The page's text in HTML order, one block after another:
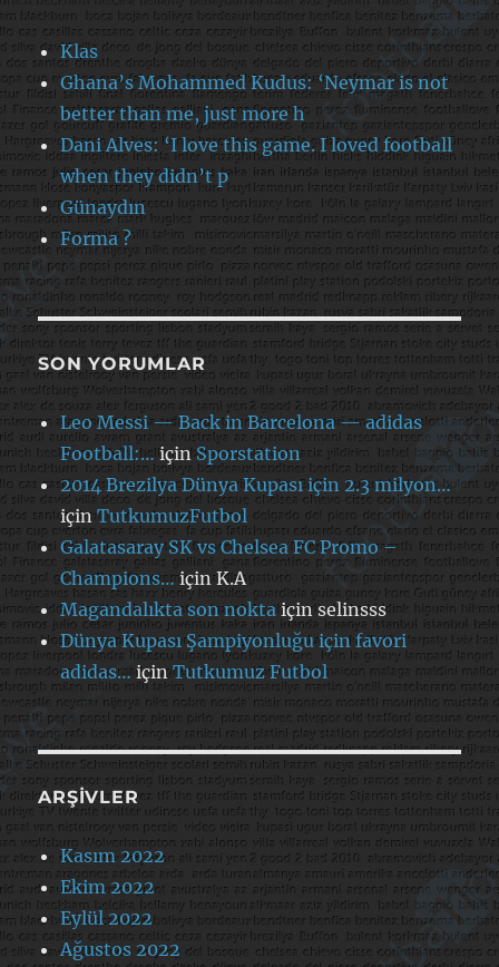
Klas
Ghana’s Mohammed Kudus: ‘Neymar is not
better than me, just more h
Dani Alves: ‘I love this game. I loved football
when they didn’t p
Günaydın
Forma ?
SON YORUMLAR
Leo Messi — Back in Barcelona — adidas
Football:…içinSporstation
2014 Brezilya Dünya Kupası için 2.3 milyon…
içinTutkumuzFutbol
Galatasaray SK vs Chelsea FC Promo –
Champions…içinK.A
Magandalıkta son noktaiçinselinsss
Dünya Kupası Şampiyonluğu için favori
adidas…içinTutkumuz Futbol
ARŞIVLER
Kasım 2022
Ekim 2022
Eylül 2022
Ağustos 2022